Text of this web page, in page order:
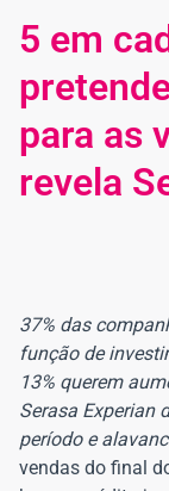
5 em
para as
revela
37% das
função de
13% querem
Serasa Experian
período e
vendas do final